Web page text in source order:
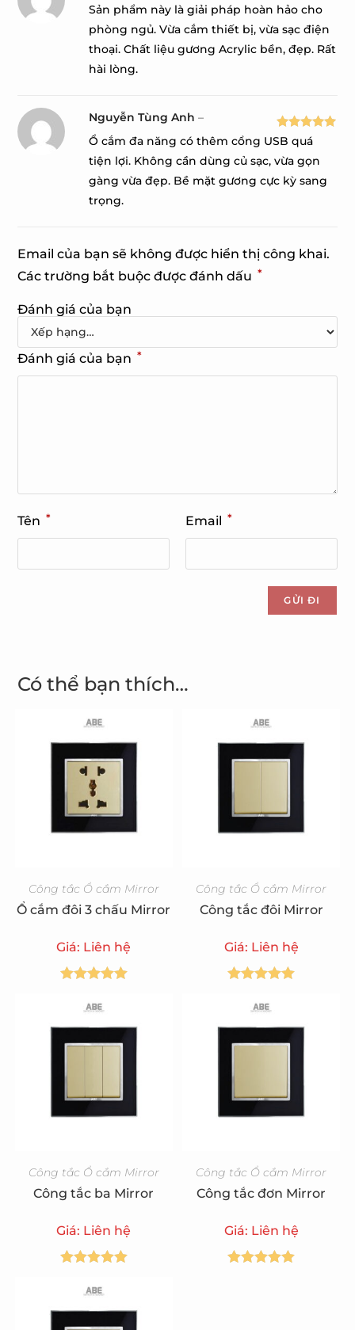
Được xếp
hạng 55
sao
Sản phẩm này là giải pháp hoàn hảo cho
phòng ngủ. Vừa cắm thiết bị, vừa sạc điện
thoại. Chất liệu gương Acrylic bền, đẹp. Rất
hài lòng.
Được xếp
hạng55
sao
Nguyễn Tùng Anh–
Ổ cắm đa năng có thêm cổng USB quá
tiện lợi. Không cần dùng củ sạc, vừa gọn
gàng vừa đẹp. Bề mặt gương cực kỳ sang
trọng.
Email của bạn sẽ không được hiển thị công khai.
Các trường bắt buộc được đánh dấu *
Đánh giá của bạn
Đánh giá của bạn *
Tên * Email *
Có thể bạn thích…
Công tắc Ổ cắm Mirror
Ổ cắm đôi 3 chấu Mirror
Giá: Liên hệ
hạng5.00
sao
Công tắc Ổ cắm Mirror
Công tắc đôi Mirror
Giá: Liên hệ
hạng5.00
sao
Công tắc Ổ cắm Mirror
Công tắc ba Mirror
Giá: Liên hệ
hạng5.00
sao
Công tắc Ổ cắm Mirror
Công tắc đơn Mirror
Giá: Liên hệ